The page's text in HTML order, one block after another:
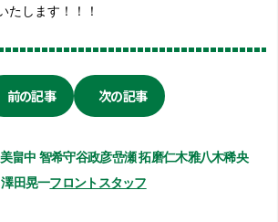
たします！！！
前の記事 次の記事
畠中 智希守谷政彦嵒瀬 拓磨仁木雅八木稀央
澤田晃一フロントスタッフ